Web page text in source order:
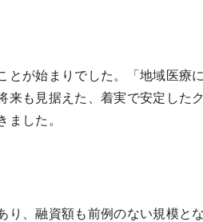
とが始まりでした。「地域医療
来も見据えた、着実で安定した
した。
、融資額も前例のない規模と